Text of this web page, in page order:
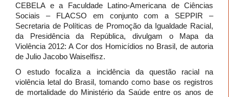
CEBELA e a Faculdade Latino-Americana de Ciências
Sociais – FLACSO em conjunto com a SEPPIR –
Secretaria de Políticas de Promoção da Igualdade Racial,
da Presidência da República, divulgam o Mapa da
Violência 2012: A Cor dos Homicídios no Brasil, de autoria
de Julio Jacobo Waiselfisz.
O estudo focaliza a incidência da questão racial na
violência letal do Brasil, tomando como base os registros
de mortalidade do Ministério da Saúde entre os anos de